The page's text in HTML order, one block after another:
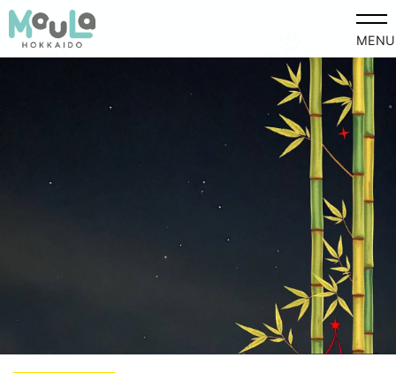
MENU